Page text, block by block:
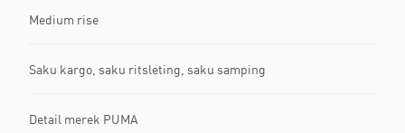
Medium rise
Saku kargo, saku ritsleting, saku samping
Detail merek PUMA